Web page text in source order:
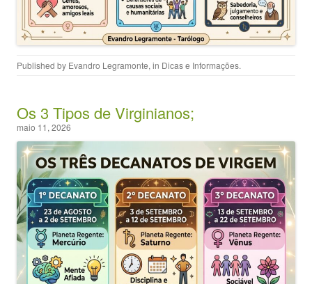
Published by Evandro Legramonte, in Dicas e Informações.
Os 3 Tipos de Virginianos;
maio 11, 2026